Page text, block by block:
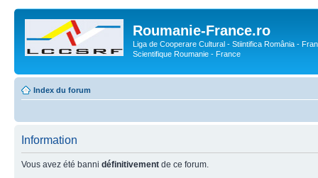
Roumanie-France.ro
Liga de Cooperare Cultural - Stiintifica România -
Scientifique Roumanie - France
Index du forum
Information
Vous avez été banni définitivement de ce forum.